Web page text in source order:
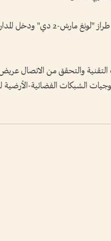
تم إطلاق القمر الاصطناعي على متن صاروخ حامل من
والتحقق من الاتصال
الشبكات الفضائية-الأرضية